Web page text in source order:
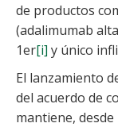
de productos
(adalimumab
1er[i] y único
El lanzamiento
del acuerdo de
mantiene,